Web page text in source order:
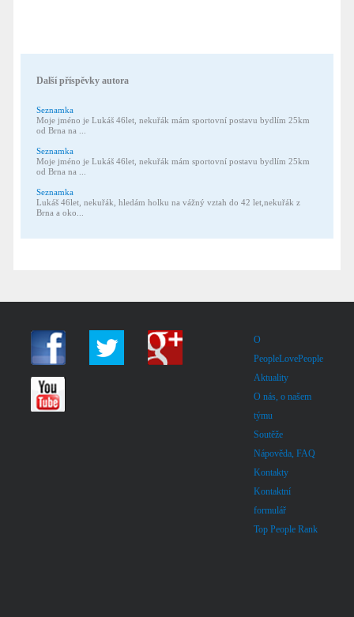
Další příspěvky autora
Seznamka
Moje jméno je Lukáš 46let, nekuřák mám sportovní postavu bydlím 25km
od Brna na ...
Seznamka
Moje jméno je Lukáš 46let, nekuřák mám sportovní postavu bydlím 25km
od Brna na ...
Seznamka
Lukáš 46let, nekuřák, hledám holku na vážný vztah do 42 let,nekuřák z
Brna a oko...
O
PeopleLovePeople
Aktuality
O nás, o našem
týmu
Soutěže
Nápověda, FAQ
Kontakty
Kontaktní
formulář
Top People Rank